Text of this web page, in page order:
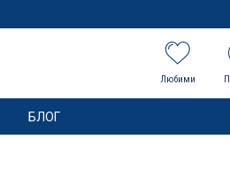
Любими
БЛОГ